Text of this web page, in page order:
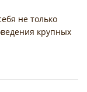
не только
крупных